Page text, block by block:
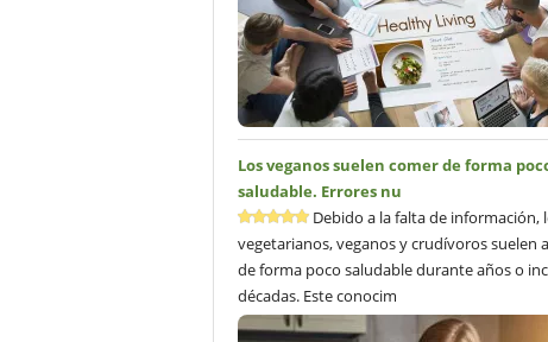
Los veganos suelen comer de forma
saludable. Errores nu
Debido a la falta de información,
vegetarianos, veganos y crudívoros suelen
de forma poco saludable durante años o
décadas. Este conocim